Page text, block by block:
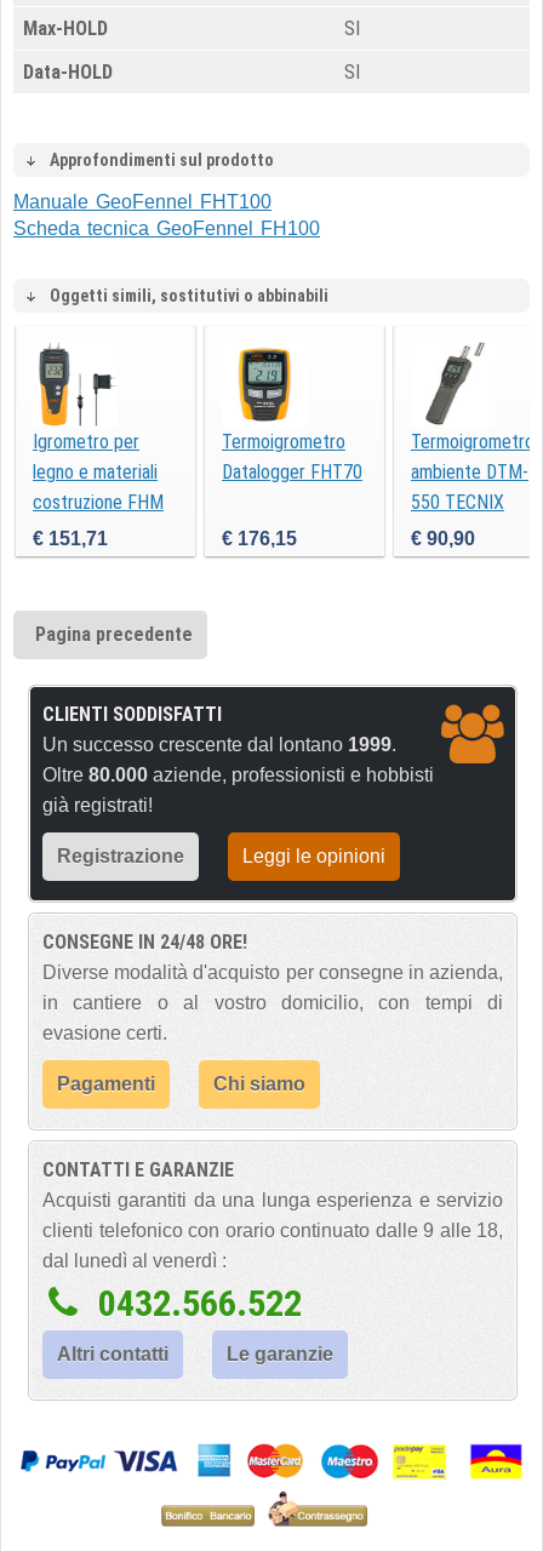
Max-HOLD
SI
Data-HOLD
SI
Approfondimenti sul prodotto
Manuale GeoFennel FHT100
Scheda tecnica GeoFennel FH100
Oggetti simili, sostitutivi o abbinabili
Igrometro per
legno e materiali
costruzione FHM
20
€ 151,71
Termoigrometro
Datalogger FHT70
€ 176,15
Termoigrometro
ambiente DTM-
550 TECNIX
€ 90,90
Pagina precedente
CLIENTI SODDISFATTI
Un successo crescente dal lontano 1999.
Oltre 80.000 aziende, professionisti e hobbisti
già registrati!
Registrazione Leggi le opinioni
CONSEGNE IN 24/48 ORE!
Diverse modalità d'acquisto per consegne in azienda,
in cantiere o al vostro domicilio, con tempi di
evasione certi.
Pagamenti Chi siamo
CONTATTI E GARANZIE
Acquisti garantiti da una lunga esperienza e servizio
clienti telefonico con orario continuato dalle 9 alle 18,
dal lunedì al venerdì :
0432.566.522
Altri contatti Le garanzie